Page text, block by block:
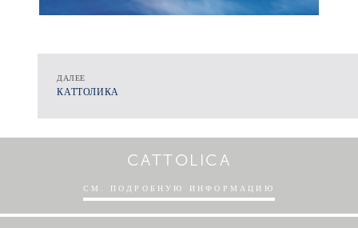
ДАЛЕЕ
КАТТОЛИКА
CATTOLICA
СМ. ПОДРОБНУЮ ИНФОРМАЦИЮ